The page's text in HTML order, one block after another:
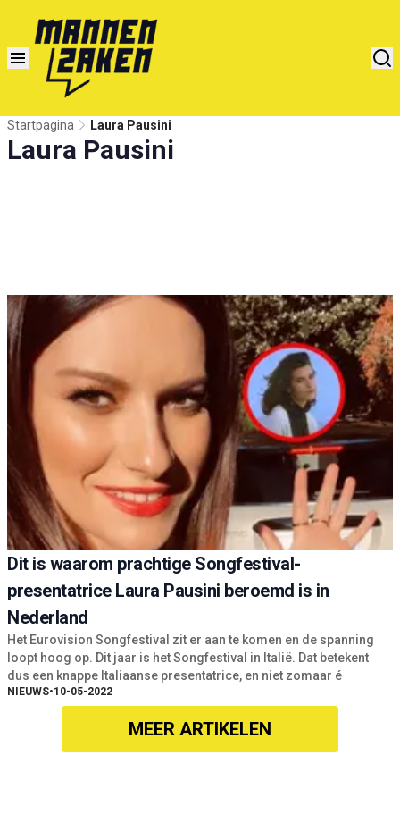
Startpagina Laura Pausini
Laura Pausini
Dit is waarom prachtige Songfestival-
presentatrice Laura Pausini beroemd is in
Nederland
Het Eurovision Songfestival zit er aan te komen en de spanning
loopt hoog op. Dit jaar is het Songfestival in Italië. Dat betekent
dus een knappe Italiaanse presentatrice, en niet zomaar é
NIEUWS•10-05-2022
MEER ARTIKELEN